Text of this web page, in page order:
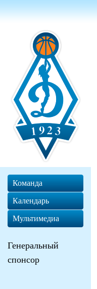
Команда
Календарь
Мультимедиа
Генеральный
спонсор